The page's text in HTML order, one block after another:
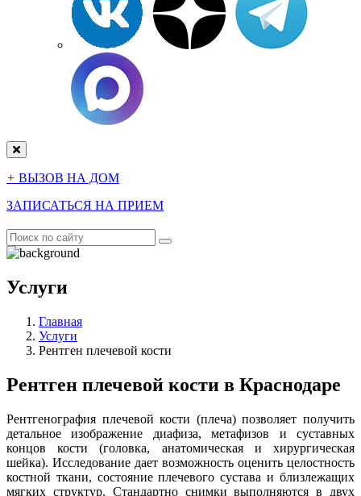
+ ВЫЗОВ НА ДОМ
ЗАПИСАТЬСЯ НА ПРИЕМ
Услуги
Главная
Услуги
Рентген плечевой кости
Рентген плечевой кости в Краснодаре
Рентгенография плечевой кости (плеча) позволяет получить
детальное изображение диафиза, метафизов и суставных
концов кости (головка, анатомическая и хирургическая
шейка). Исследование дает возможность оценить целостность
костной ткани, состояние плечевого сустава и близлежащих
мягких структур. Стандартно снимки выполняются в двух